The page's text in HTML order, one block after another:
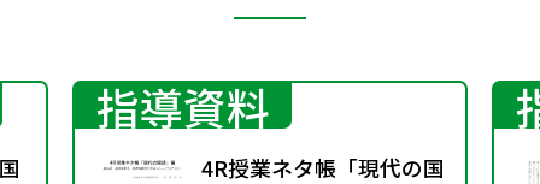
指導資料
4R授業ネタ帳「現代の国